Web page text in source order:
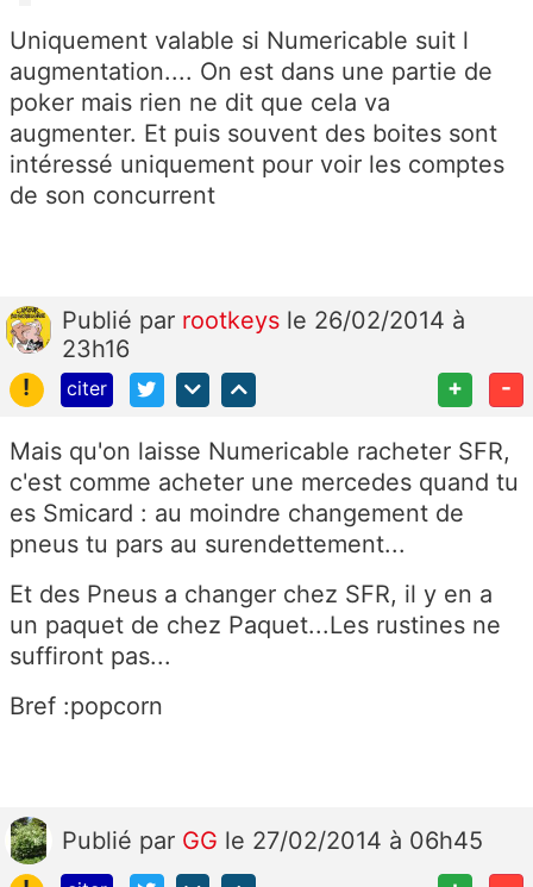
Uniquement valable si Numericable suit l
augmentation.... On est dans une partie de
poker mais rien ne dit que cela va
augmenter. Et puis souvent des boites sont
intéressé uniquement pour voir les comptes
de son concurrent
Publié par rootkeys le 26/02/2014 à
23h16
!
citer + -
Mais qu'on laisse Numericable racheter SFR,
c'est comme acheter une mercedes quand tu
es Smicard : au moindre changement de
pneus tu pars au surendettement...
Et des Pneus a changer chez SFR, il y en a
un paquet de chez Paquet...Les rustines ne
suffiront pas...
Bref :popcorn
Publié par GG le 27/02/2014 à 06h45